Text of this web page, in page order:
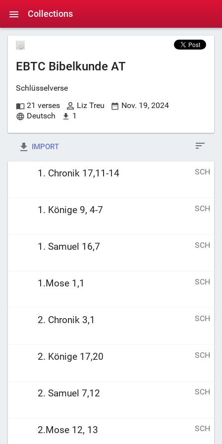
Collections
EBTC Bibelkunde AT
Schlüsselverse
21 verses
Liz Treu
Nov. 19, 2024
Deutsch
1
IMPORT
1. Chronik 17,11-14 SCH
1. Könige 9, 4-7 SCH
1. Samuel 16,7 SCH
1.Mose 1,1 SCH
2. Chronik 3,1 SCH
2. Könige 17,20 SCH
2. Samuel 7,12 SCH
2.Mose 12, 13 SCH